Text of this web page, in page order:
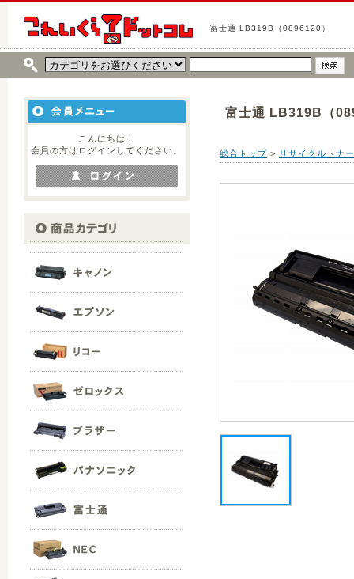
富士通 LB319B（0896120）
こんにちは！
会員の方はログインしてください。
富士通 LB319B（
総合トップ > リサイクルトナ